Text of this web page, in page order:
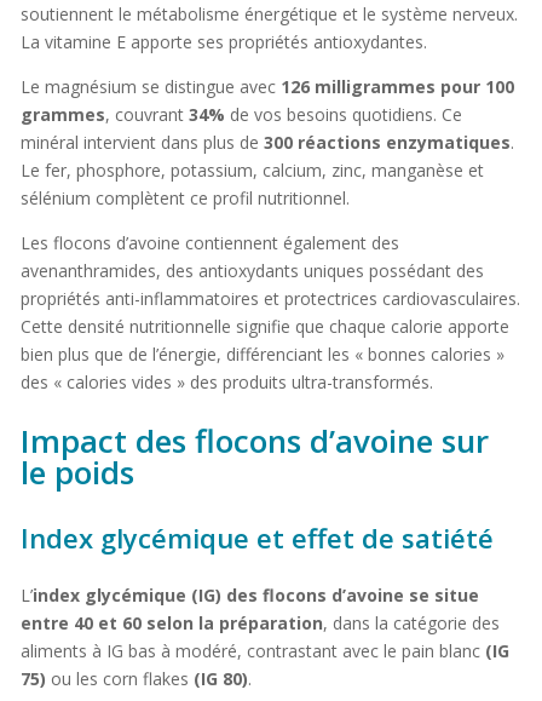
soutiennent le métabolisme énergétique et le système nerveux.
La vitamine E apporte ses propriétés antioxydantes.
Le magnésium se distingue avec 126 milligrammes pour 100
grammes, couvrant 34% de vos besoins quotidiens. Ce
minéral intervient dans plus de 300 réactions enzymatiques.
Le fer, phosphore, potassium, calcium, zinc, manganèse et
sélénium complètent ce profil nutritionnel.
Les flocons d’avoine contiennent également des
avenanthramides, des antioxydants uniques possédant des
propriétés anti-inflammatoires et protectrices cardiovasculaires.
Cette densité nutritionnelle signifie que chaque calorie apporte
bien plus que de l’énergie, différenciant les « bonnes calories »
des « calories vides » des produits ultra-transformés.
Impact des flocons d’avoine sur
le poids
Index glycémique et effet de satiété
L’index glycémique (IG) des flocons d’avoine se situe
entre 40 et 60 selon la préparation, dans la catégorie des
aliments à IG bas à modéré, contrastant avec le pain blanc (IG
75) ou les corn flakes (IG 80).